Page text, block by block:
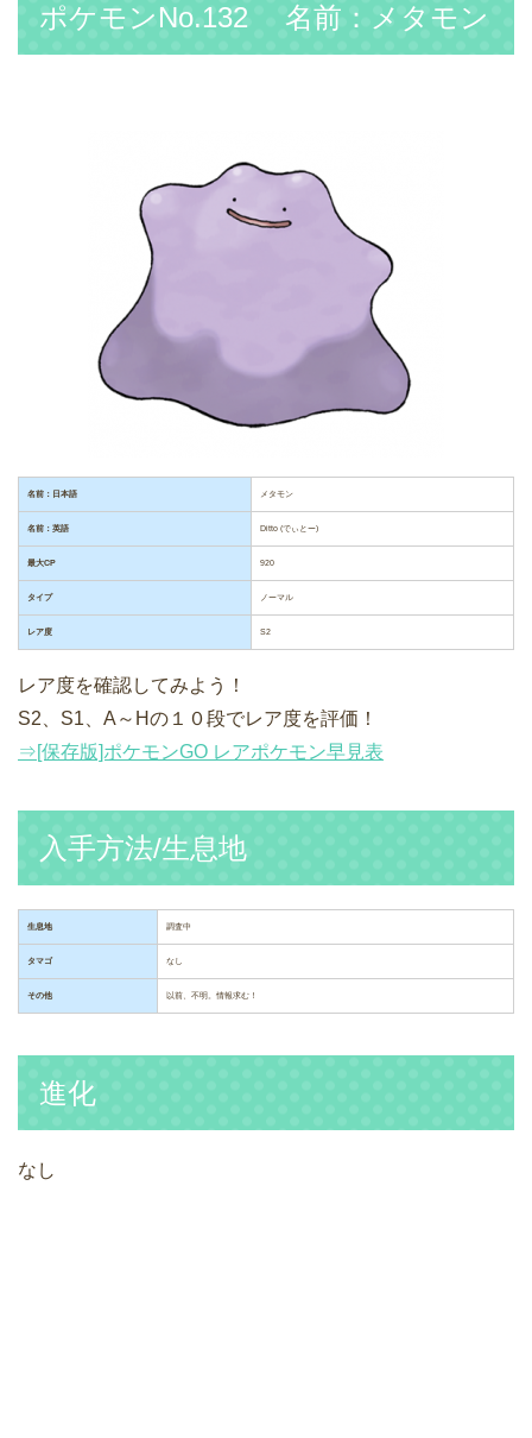
ポケモンNo.132 名前：メタモン
名前：日本語 メタモン
名前：英語 Ditto (でぃとー)
最大CP 920
タイプ ノーマル
レア度 S2
レア度を確認してみよう！
S2、S1、A～Hの１０段でレア度を評価！
⇒[保存版]ポケモンGO レアポケモン早見表
入手方法/生息地
生息地 調査中
タマゴ なし
その他 以前、不明。情報求む！
進化
なし